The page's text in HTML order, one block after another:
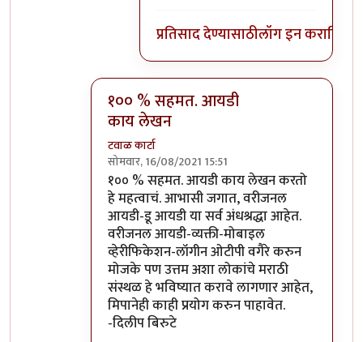
प्रतिसाद देण्यासाठीलॉग इन कराकिंवा
१०० % सहमत. आयडी
काय लेखन
टवाळ कार्टा
सोमवार, 16/08/2021 15:51
In reply toसहमत.byप्रा.डॉ.दिलीप बिरुटे
१०० % सहमत. आयडी काय लेखन करतो
हे महत्वाचं. आभासी जगात, वरीजनल
आयडी-डू आयडी या सर्व अंधश्रद्धा आहेत.
वरीजनल आयडी-व्यक्ती-मोबाइल
व्हेरीफिकेशन-लॉगीन ओटीपी वगैरे करुन
मोजके पण उत्तम अशा लोकांचे मराठी
संस्थळ हे भविष्यात करावे लागणार आहेत,
मिपानेही काही प्रयोग करुन पाहावेत.
-दिलीप बिरुटे